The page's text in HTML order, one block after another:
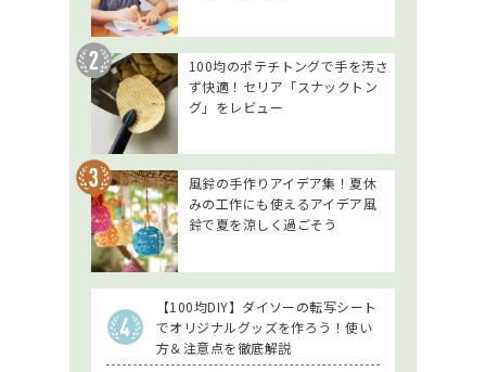
100均のポテチトングで手を汚さ
ず快適！セリア「スナックトン
グ」をレビュー
風鈴の手作りアイデア集！夏休
みの工作にも使えるアイデア風
鈴で夏を涼しく過ごそう
【100均DIY】ダイソーの転写シート
でオリジナルグッズを作ろう！使い
方＆注意点を徹底解説